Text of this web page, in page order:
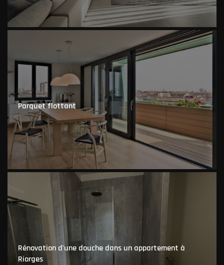
Parquet flottant
Rénovation d'une douche dans un appartement à
Riorges